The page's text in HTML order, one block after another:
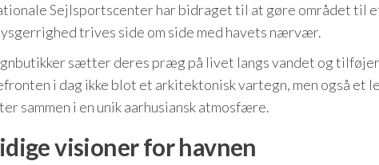
Sejlsportscenter har bidraget til at gøre området til
trives side om side med havets nærvær.
sætter deres præg på livet langs vandet og tilføjer
i dag ikke blot et arkitektonisk vartegn, men også et
sammen i en unik aarhusiansk atmosfære.
visioner for havnen